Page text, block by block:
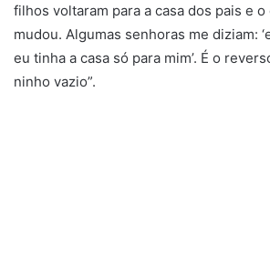
filhos voltaram para a casa dos pais e
mudou. Algumas senhoras me diziam:
eu tinha a casa só para mim’. É o
ninho vazio”.